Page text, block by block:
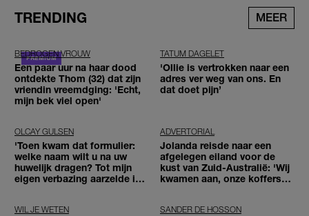
TRENDING MEER
BEDROGEN VROUW
Een paar uur na haar dood
ontdekte Thom (32) dat zijn
vriendin vreemdging: 'Echt,
mijn bek viel open'
TATUM DAGELET
'Ollie is vertrokken naar een
adres ver weg van ons. En
dat doet pijn’
OLCAY GULSEN
'Toen kwam dat formulier:
welke naam wilt u na uw
huwelijk dragen? Tot mijn
eigen verbazing aarzelde ik
ADVERTORIAL
Jolanda reisde naar een
afgelegen eiland voor de
kust van Zuid-Australië: 'Wij
kwamen aan, onze koffers
WIL JE WETEN SANDER DE HOSSON